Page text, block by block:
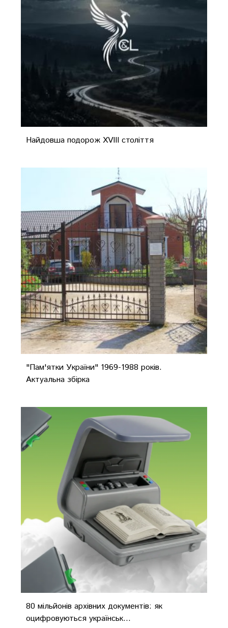
Найдовша подорож XVIII століття
"Пам'ятки України" 1969-1988 років.
Актуальна збірка
80 мільйонів архівних документів: як
оцифровуються українськ...